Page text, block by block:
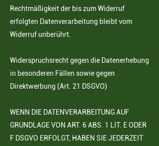
Rechtmäßigkeit der bis zum Widerruf
erfolgten Datenverarbeitung bleibt vom
Widerruf unberührt.
Widerspruchsrecht gegen die Datenerhebung
in besonderen Fällen sowie gegen
Direktwerbung (Art. 21 DSGVO)
WENN DIE DATENVERARBEITUNG AUF
GRUNDLAGE VON ART. 6 ABS. 1 LIT. E ODER
F DSGVO ERFOLGT, HABEN SIE JEDERZEIT